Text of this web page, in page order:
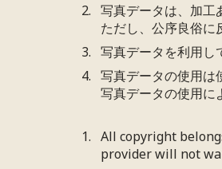
写真データは、加工
ただし、公序良俗に
写真データを利用し
写真データの使用は
写真データの使用に
All copyright
provider will not